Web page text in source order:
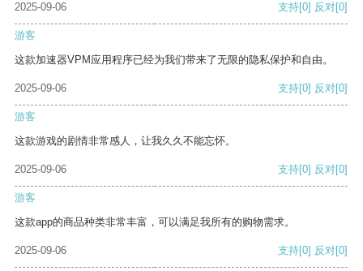
2025-09-06 支持[0] 反对[0]
游客
这款加速器VPM应用程序已经为我们带来了无限的隐私保护和自由。
2025-09-06 支持[0] 反对[0]
游客
这款游戏的剧情非常感人，让我久久不能忘怀。
2025-09-06 支持[0] 反对[0]
游客
这款app的商品种类非常丰富，可以满足我所有的购物需求。
2025-09-06 支持[0] 反对[0]